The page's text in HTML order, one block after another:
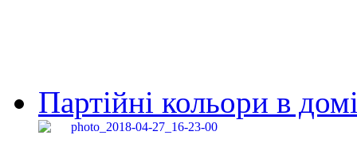
Партійні кольори в